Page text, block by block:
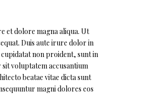
et dolore magna aliqua. Ut
Duis aute irure dolor in
non proident, sunt in
voluptatem accusantium
beatae vitae dicta sunt
magni dolores eos